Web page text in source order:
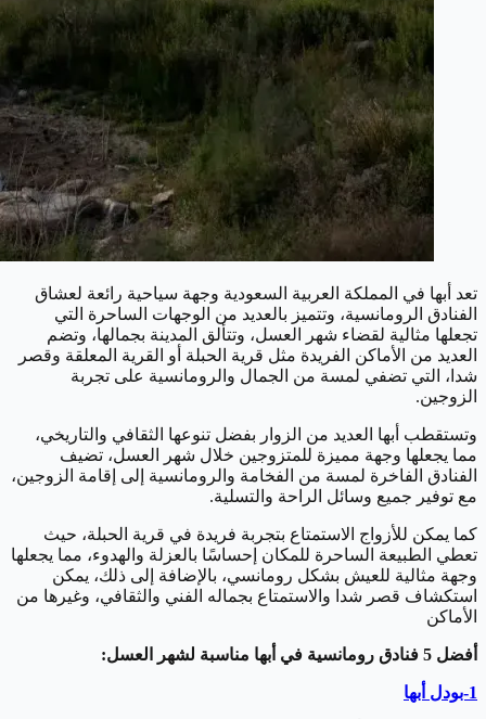
تعد أبها في المملكة العربية السعودية وجهة سياحية رائعة لعشاق
الفنادق الرومانسية، وتتميز بالعديد من الوجهات الساحرة التي
تجعلها مثالية لقضاء شهر العسل، وتتألق المدينة بجمالها، وتضم
العديد من الأماكن الفريدة مثل قرية الحبلة أو القرية المعلقة وقصر
شدا، التي تضفي لمسة من الجمال والرومانسية على تجربة
الزوجين.
وتستقطب أبها العديد من الزوار بفضل تنوعها الثقافي والتاريخي،
مما يجعلها وجهة مميزة للمتزوجين خلال شهر العسل، تضيف
الفنادق الفاخرة لمسة من الفخامة والرومانسية إلى إقامة الزوجين،
مع توفير جميع وسائل الراحة والتسلية.
كما يمكن للأزواج الاستمتاع بتجربة فريدة في قرية الحبلة، حيث
تعطي الطبيعة الساحرة للمكان إحساسًا بالعزلة والهدوء، مما يجعلها
وجهة مثالية للعيش بشكل رومانسي، بالإضافة إلى ذلك، يمكن
استكشاف قصر شدا والاستمتاع بجماله الفني والثقافي، وغيرها من
الأماكن
أفضل 5 فنادق رومانسية في أبها مناسبة لشهر العسل:
1-بودل أبها